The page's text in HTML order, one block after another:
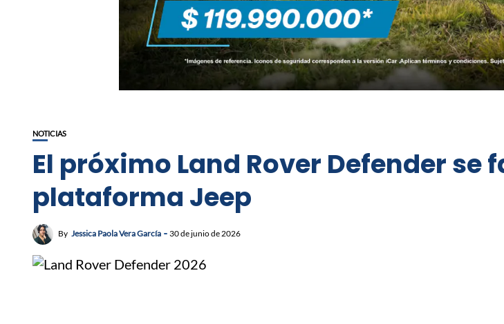
NOTICIAS
El próximo Land Rover Defender se
plataforma Jeep
By Jessica Paola Vera García 30 de junio de 2026